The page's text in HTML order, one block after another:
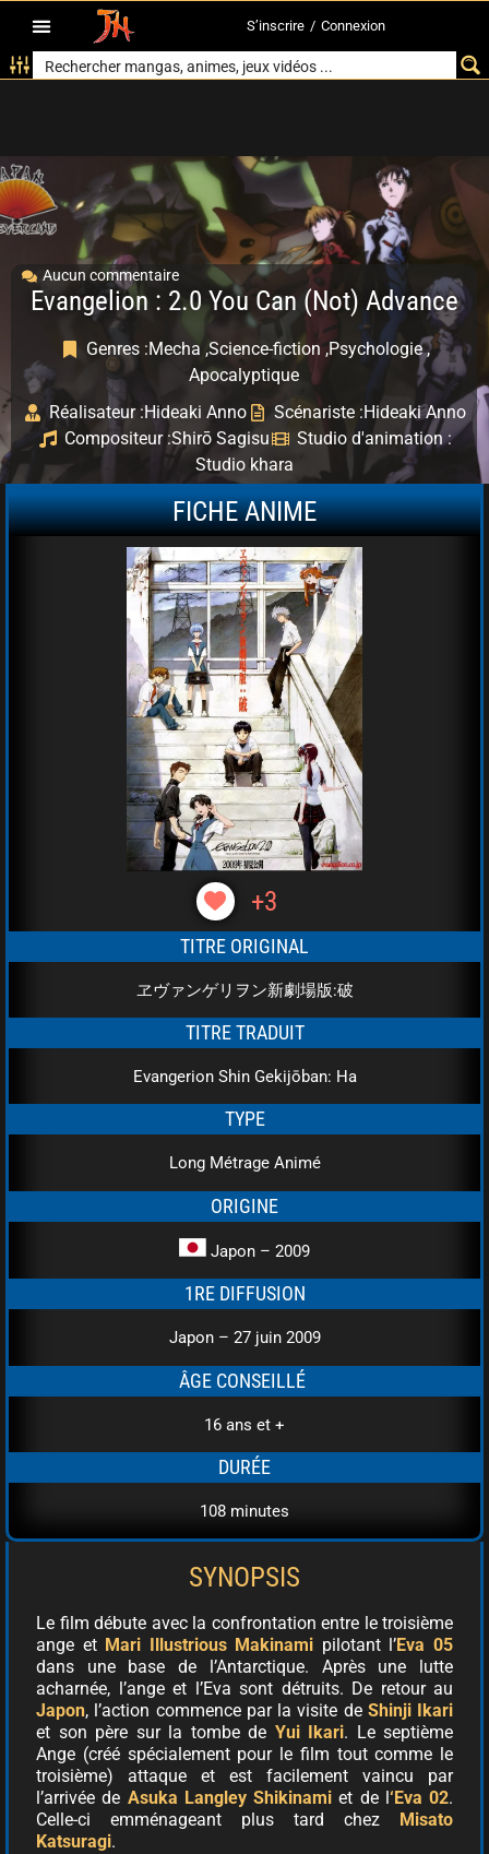
S’inscrire / Connexion
Aucun commentaire
Evangelion : 2.0 You Can (Not) Advance
Genres :Mecha ,Science-fiction ,Psychologie ,
Apocalyptique
Réalisateur :Hideaki Anno Scénariste :Hideaki Anno
Compositeur :Shirō Sagisu
Studio d'animation :
Studio khara
FICHE ANIME
+3
TITRE ORIGINAL
ヱヴァンゲリヲン新劇場版:破
TITRE TRADUIT
Evangerion Shin Gekijōban: Ha
TYPE
Long Métrage Animé
ORIGINE
Japon – 2009
1RE DIFFUSION
Japon – 27 juin 2009
ÂGE CONSEILLÉ
16 ans et +
DURÉE
108 minutes
SYNOPSIS
Le film débute avec la confrontation entre le troisième
ange et Mari Illustrious Makinami pilotant l’Eva 05
dans une base de l’Antarctique. Après une lutte
acharnée, l’ange et l’Eva sont détruits. De retour au
Japon, l’action commence par la visite de Shinji Ikari
et son père sur la tombe de Yui Ikari. Le septième
Ange (créé spécialement pour le film tout comme le
troisième) attaque et est facilement vaincu par
l’arrivée de Asuka Langley Shikinami et de l ‘Eva 02.
Celle-ci emménageant plus tard chez
Misato
Katsuragi.